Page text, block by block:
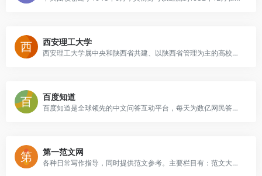
西安理工大学
西安理工大学属中央和陕西省共建、以陕西省管理为主的高校。学校前身是北京机械学院和陕西工业大学于1972年合并组建的陕西机械学院，1994年1月经批准更名为西安理工大学。学校是国家“中西部高等教育振兴计划——中西部高校基础能力建设工程”入选高校、陕西省“高水平大学建设工程”支持高校。
百度知道
百度知道是全球领先的中文问答互动平台，每天为数亿网民答疑解惑。百度知道通过AI技术实现智能检索和智能推荐，让您的每个疑问都能够快速获得有效解答。
第一范文网
各种日常写作指导，同时提供范文参考。主要栏目有：范文大全、个人简历、教案下载、课件中心、 优秀作文、考试辅导、试题库、诗词鉴赏。